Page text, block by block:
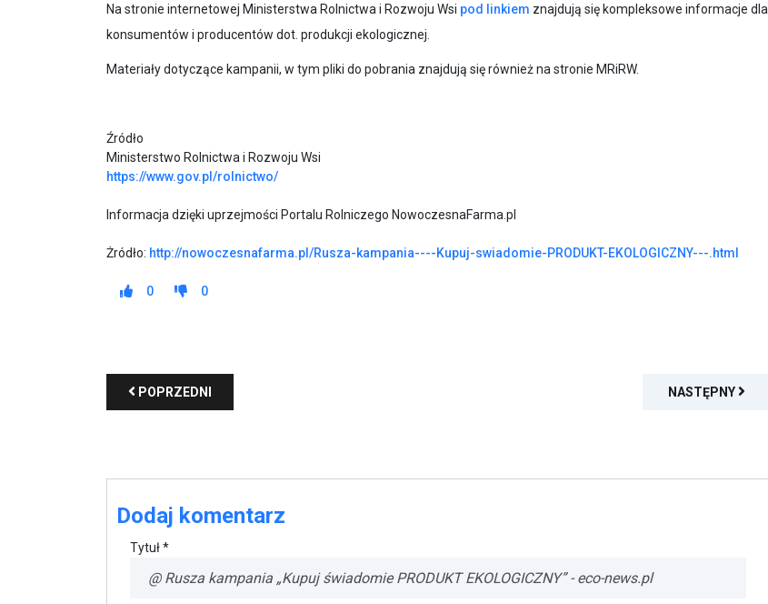
Na stronie internetowej Ministerstwa Rolnictwa i Rozwoju Wsi pod linkiem znajdują się kompleksowe informacje dla
konsumentów i producentów dot. produkcji ekologicznej.
Materiały dotyczące kampanii, w tym pliki do pobrania znajdują się również na stronie MRiRW.
Źródło
Ministerstwo Rolnictwa i Rozwoju Wsi
https://www.gov.pl/rolnictwo/
Informacja dzięki uprzejmości Portalu Rolniczego NowoczesnaFarma.pl
Żródło: http://nowoczesnafarma.pl/Rusza-kampania----Kupuj-swiadomie-PRODUKT-EKOLOGICZNY---.html
0 0
POPRZEDNI NASTĘPNY
Dodaj komentarz
Tytuł *